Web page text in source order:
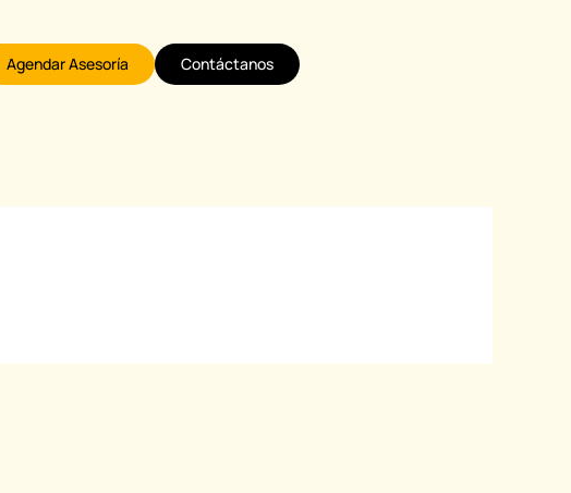
Agendar Asesoría Contáctanos